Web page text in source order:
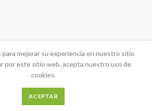
DesarrolloPEIGRIEGA
para mejorar su experiencia en nuestro sitio
por este sitio web, acepta nuestro uso de
cookies.
ACEPTAR